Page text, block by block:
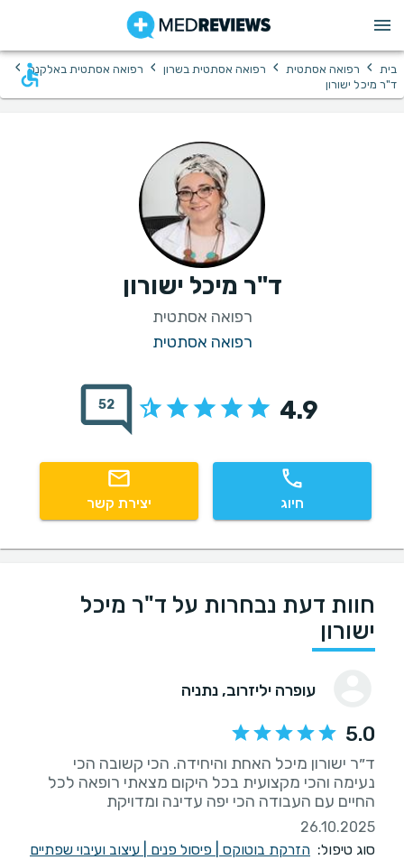
בית › רפואה אסתטית › רפואה אסתטית בשרון › רפואה אסתטית באלקנה ›
ד"ר מיכל ישורון
ד"ר מיכל ישורון
רפואה אסתטית
רפואה אסתטית
4.9
52
חיוג יצירת קשר
חוות דעת נבחרות על ד"ר מיכל
ישורון
עופרה יליזרוב, נתניה
5.0
ד״ר ישורון מיכל האחת והיחידה. הכי קשובה הכי
נעימה והכי מקצועית בכל היקום מצאתי רופאה לכל
החיים עם העבודה הכי יפה עדינה ומדויקת
26.10.2025
סוג טיפול: הזרקת בוטוקס פיסול פנים עיצוב ועיבוי שפתיים